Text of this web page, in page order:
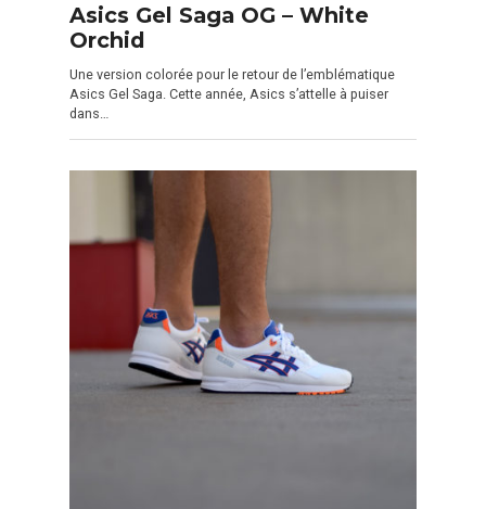
Asics Gel Saga OG – White
Orchid
Une version colorée pour le retour de l’emblématique
Asics Gel Saga. Cette année, Asics s’attelle à puiser
dans…